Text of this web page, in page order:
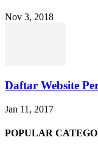
Nov 3, 2018
Daftar Website
Jan 11, 2017
POPULAR